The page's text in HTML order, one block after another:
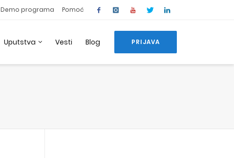
Demo programa Pomoć
Uputstva Vesti Blog PRIJAVA